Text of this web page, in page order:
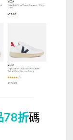
78折碼